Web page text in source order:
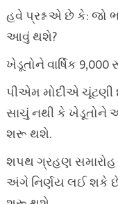
હવે પ્રશ્ન એ છે કે: જો
આવું થશે?
ખેડૂતોને વાર્ષિક
પીએમ મોદીએ
સાચું નથી કે ખેડૂતોને
શરૂ થશે.
શપથ ગ્રહણ સમારોહ
અંગે નિર્ણય લઈ શકે